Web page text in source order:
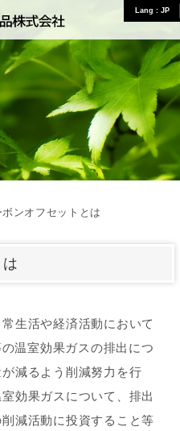
とならお任せ
Lang : JP
ボンオフセットとは
生活や経済活動において
温室効果ガスの排出につ
減るよう削減努力を行
効果ガスについて、排出
減活動に投資すること等